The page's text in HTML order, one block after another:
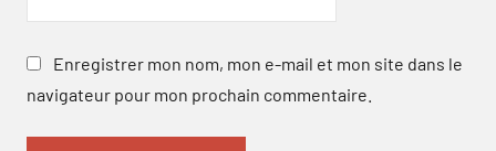
Enregistrer mon nom, mon e-mail et mon site dans le
navigateur pour mon prochain commentaire.